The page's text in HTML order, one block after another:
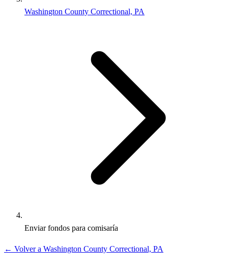
Washington County Correctional, PA
Enviar fondos para comisaría
← Volver a Washington County Correctional, PA